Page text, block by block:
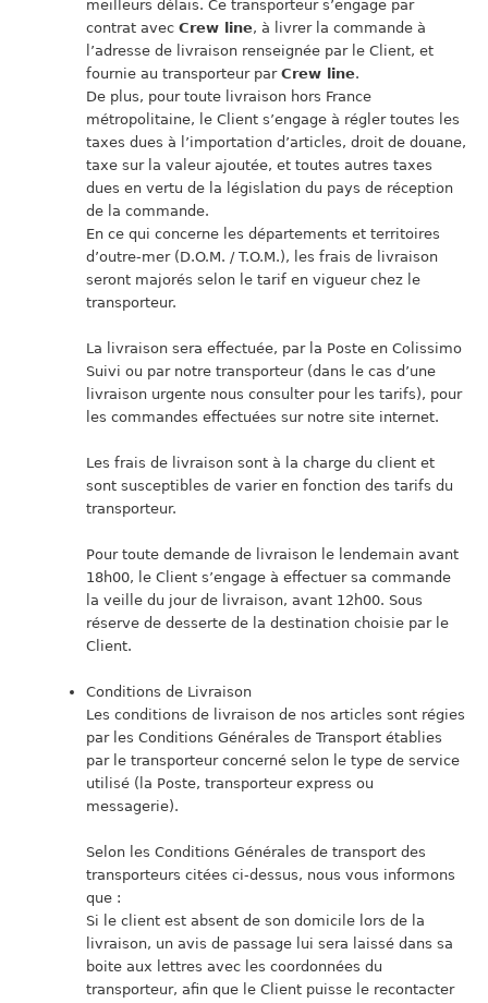
meilleurs délais. Ce transporteur s’engage par
contrat avecCrew line, à livrer la commande à
l’adresse de livraison renseignée par le Client, et
fournie au transporteur parCrew line.
De plus, pour toute livraison hors France
métropolitaine, le Client s’engage à régler toutes les
taxes dues à l’importation d’articles, droit de douane,
taxe sur la valeur ajoutée, et toutes autres taxes
dues en vertu de la législation du pays de réception
de la commande.
En ce qui concerne les départements et territoires
d’outre-mer (D.O.M. / T.O.M.), les frais de livraison
seront majorés selon le tarif en vigueur chez le
transporteur.
La livraison sera effectuée, par la Poste en Colissimo
Suivi ou par notre transporteur (dans le cas d’une
livraison urgente nous consulter pour les tarifs), pour
les commandes effectuées sur notre site internet.
Les frais de livraison sont à la charge du client et
sont susceptibles de varier en fonction des tarifs du
transporteur.
Pour toute demande de livraison le lendemain avant
18h00, le Client s’engage à effectuer sa commande
la veille du jour de livraison, avant 12h00. Sous
réserve de desserte de la destination choisie par le
Client.
Conditions de Livraison
Les conditions de livraison de nos articles sont régies
par les Conditions Générales de Transport établies
par le transporteur concerné selon le type de service
utilisé (la Poste, transporteur express ou
messagerie).
Selon les Conditions Générales de transport des
transporteurs citées ci-dessus, nous vous informons
que :
Si le client est absent de son domicile lors de la
livraison, un avis de passage lui sera laissé dans sa
boite aux lettres avec les coordonnées du
transporteur, afin que le Client puisse le recontacter